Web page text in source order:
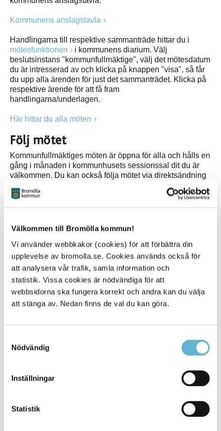
Välkommen till Bromölla kommun!
Vi använder webbkakor (cookies) för att förbättra din
upplevelse av bromolla.se. Cookies används också för
att analysera vår trafik, samla information och
statistik. Vissa cookies är nödvändiga för att
webbsidorna ska fungera korrekt och andra kan du välja
att stänga av. Nedan finns de val du kan göra.
Nödvändig
Inställningar
Statistik
Kommunens anslagstavla
Handlingarna till respektive sammanträde hittar du i
mötesfunktionen
i kommunens diarium. Välj
beslutsinstans "kommunfullmäktige", välj det mötesdatum
du är intresserad av och klicka på knappen "visa", så får
du upp alla ärenden för just det sammanträdet. Klicka på
respektive ärende för att få fram
handlingarna/underlagen.
Här hittar du alla möten
Följ mötet
Kommunfullmäktiges möten är öppna för alla och hålls en
gång i månaden i kommunhusets sessionssal dit du är
välkommen. Du kan också följa mötet via direktsändning
Här kan du ta del av beslut som fattats på
kommunfullmäktiges möten
Relaterad information
Kommunstyrelsen